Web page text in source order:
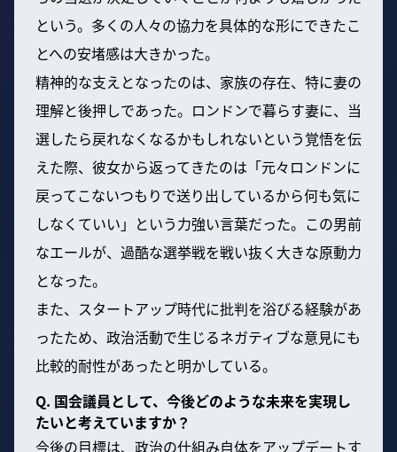
という。多くの人々の協力を具体的な形にできたこ
とへの安堵感は大きかった。
精神的な支えとなったのは、家族の存在、特に妻の
理解と後押しであった。ロンドンで暮らす妻に、当
選したら戻れなくなるかもしれないという覚悟を伝
えた際、彼女から返ってきたのは「元々ロンドンに
戻ってこないつもりで送り出しているから何も気に
しなくていい」という力強い言葉だった。この男前
なエールが、過酷な選挙戦を戦い抜く大きな原動力
となった。
また、スタートアップ時代に批判を浴びる経験があ
ったため、政治活動で生じるネガティブな意見にも
比較的耐性があったと明かしている。
Q. 国会議員として、今後どのような未来を実現し
たいと考えていますか？
今後の目標は、政治の仕組み自体をアップデートす